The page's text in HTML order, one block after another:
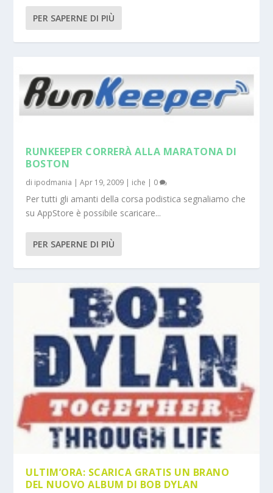
PER SAPERNE DI PIÙ
RUNKEEPER CORRERÀ ALLA MARATONA DI
BOSTON
di ipodmania |Apr 19, 2009 | iche | 0
Per tutti gli amanti della corsa podistica segnaliamo che
su AppStore è possibile scaricare...
PER SAPERNE DI PIÙ
ULTIM’ORA: SCARICA GRATIS UN BRANO
DEL NUOVO ALBUM DI BOB DYLAN